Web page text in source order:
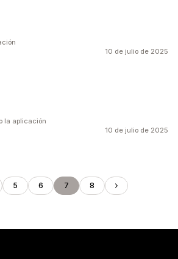
10 de julio de 2025
10 de julio de 2025
la aplicación
5 6 7 8